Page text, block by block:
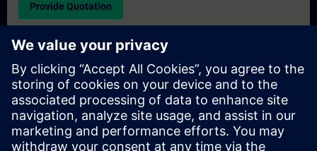
Provide Quotation
Exclusive Training Enquiry
Please complete the enquiry form below if you require a
quotation for an exclusive training course either on-site, virtually
or at our SITRAIN training centre. This type of request would be
suitable for larger groups ( 6 and above). After providing your
contact details and your training requirements, you will receive a